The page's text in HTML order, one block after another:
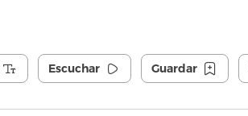
Escuchar Guardar